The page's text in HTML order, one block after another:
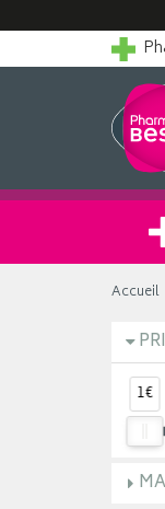
Accueil
1€